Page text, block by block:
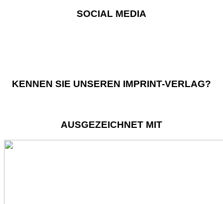
SOCIAL MEDIA
KENNEN SIE UNSEREN IMPRINT-VERLAG?
AUSGEZEICHNET MIT